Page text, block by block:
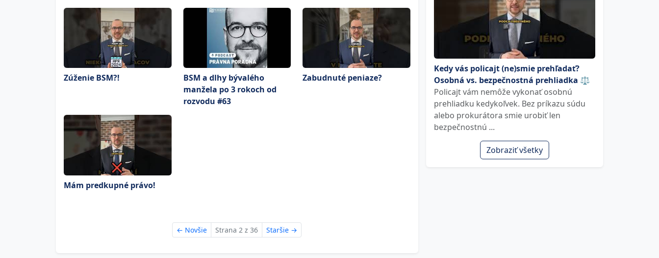
Zúženie BSM?!
BSM a dlhy bývalého
manžela po 3 rokoch od
rozvodu #63
Zabudnuté peniaze?
Mám predkupné právo!
← Novšie Strana 2 z 36 Staršie →
Kedy vás policajt (ne)smie prehľadať?
Osobná vs. bezpečnostná prehliadka ⚖️
Policajt vám nemôže vykonať osobnú
prehliadku kedykoľvek. Bez príkazu súdu
alebo prokurátora smie urobiť len
bezpečnostnú ...
Zobraziť všetky